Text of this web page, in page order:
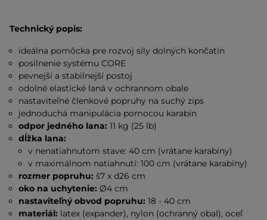
Technický popis:
ideálna pomôcka pre rozvoj sily dolných končatín
posilnenie systému CORE
pevnejší a stabilnejší postoj
odolné elastické laná v ochrannom obale
nastaviteľné členkové popruhy na suchý zips
jednoduchá manipulácia pomocou karabín
odpor jedného lana: 11 kg (25 lb)
dĺžka lana:
v nenatiahnutom stave: 40 cm (vrátane karabíny)
v maximálnom natiahnutí: 100 cm (vrátane karabíny)
rozmer popruhu: š7 x d26 cm
oko na uchytenie: Ø4 cm
nastaviteľný obvod popruhu: 18 - 40 cm
materiál: latex (expander), nylon (ochranný obal), oceľ